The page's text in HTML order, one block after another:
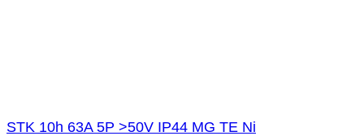
STK 10h 63A 5P >50V IP44 MG TE Ni